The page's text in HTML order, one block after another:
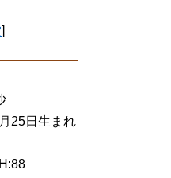
]
25日生まれ